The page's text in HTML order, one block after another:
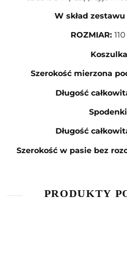
W skład
ROZMIAR:
Koszulka
Szerokość mierzona
Długość
Długość
Szerokość w pasie bez
PRODUKTY